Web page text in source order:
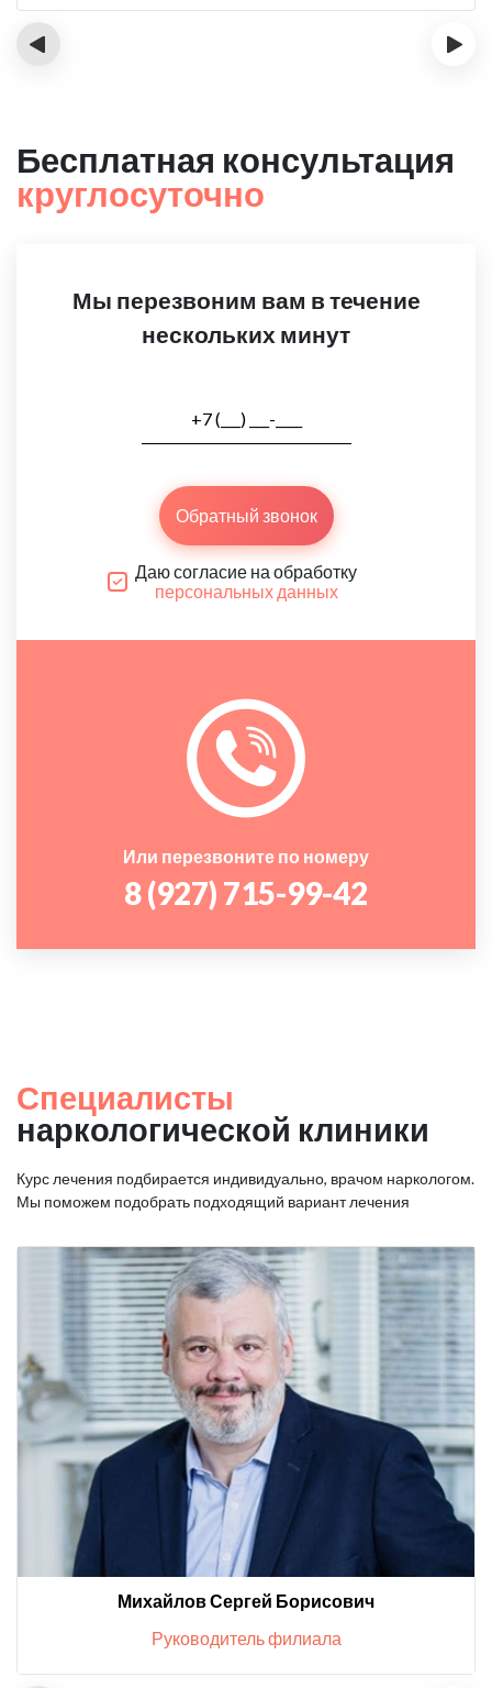
‹ ›
Бесплатная консультация
круглосуточно
Мы перезвоним вам в течение
нескольких минут
Обратный звонок
Даю согласие на обработку
персональных данных
Или перезвоните по номеру
8 (927) 715-99-42
Специалисты
наркологической клиники
Курс лечения подбирается индивидуально, врачом наркологом.
Мы поможем подобрать подходящий вариант лечения
Михайлов Сергей Борисович
Руководитель филиала